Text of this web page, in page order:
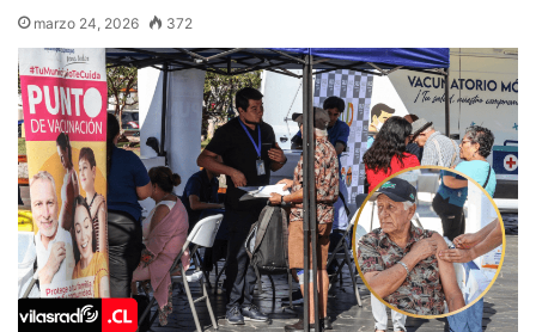
marzo 24, 2026 372